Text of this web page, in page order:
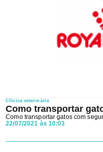
Clínica veterinária
Como transportar
Como transportar gatos com
22/07/2021 às 10:03